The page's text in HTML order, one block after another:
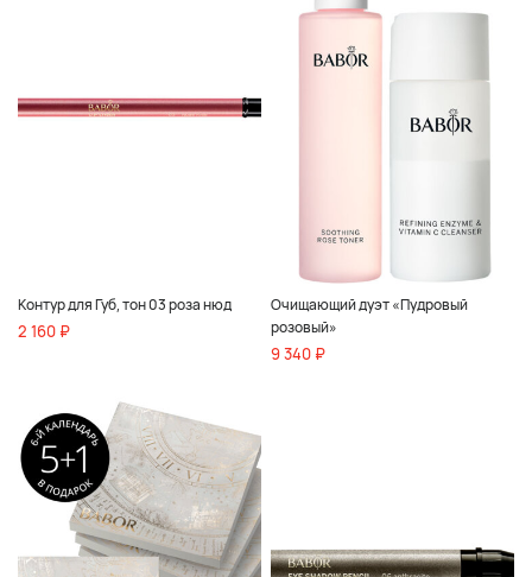
Контур для Губ, тон 03 роза нюд
2 160 ₽
Очищающий дуэт «Пудровый
розовый»
9 340 ₽